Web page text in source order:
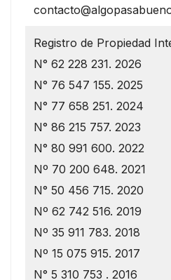
Registro de Propiedad
N° 62 228 231. 2026
N° 76 547 155. 2025
N° 77 658 251. 2024
N° 86 215 757. 2023
N° 80 991 600. 2022
Nº 70 200 648. 2021
N° 50 456 715. 2020
Nº 62 742 516. 2019
Nº 35 911 783. 2018
Nº 15 075 915. 2017
N° 5 310 753 . 2016